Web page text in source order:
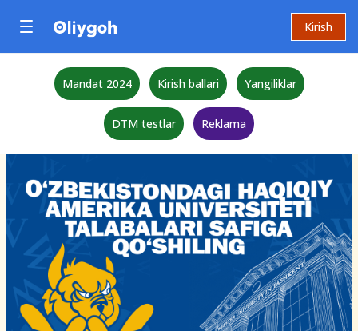
Kirish
Mandat 2024 Kirish ballari Yangiliklar
DTM testlar Reklama